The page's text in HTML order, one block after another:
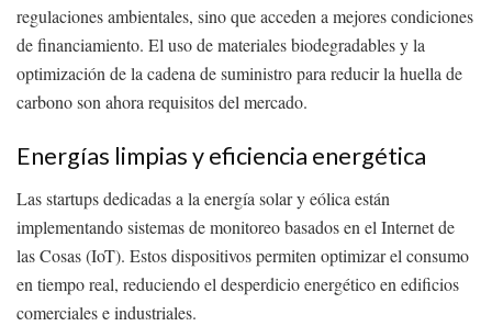
regulaciones ambientales, sino que acceden a mejores condiciones
de financiamiento. El uso de materiales biodegradables y la
optimización de la cadena de suministro para reducir la huella de
carbono son ahora requisitos del mercado.
Energías limpias y eficiencia energética
Las startups dedicadas a la energía solar y eólica están
implementando sistemas de monitoreo basados en el Internet de
las Cosas (IoT). Estos dispositivos permiten optimizar el consumo
en tiempo real, reduciendo el desperdicio energético en edificios
comerciales e industriales.